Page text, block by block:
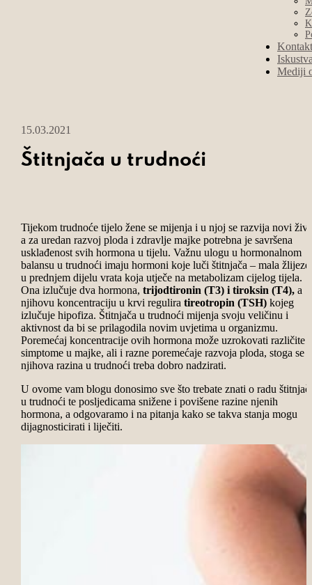
Kontakt
Mediji
15.03.2021
Štitnjača u trudnoći
Tijekom trudnoće tijelo žene se mijenja i u njoj se razvija novi
a za uredan razvoj ploda i zdravlje majke potrebna je savršena
usklađenost svih hormona u tijelu. Važnu ulogu u hormonalnom
balansu u trudnoći imaju hormoni koje luči štitnjača – mala
u prednjem dijelu vrata koja utječe na metabolizam cijelog tijela.
Ona izlučuje dva hormona, trijodtironin (T3) i tiroksin (T4),a
njihovu koncentraciju u krvi regulira tireotropin (TSH)kojeg
izlučuje hipofiza. Štitnjača u trudnoći mijenja svoju veličinu i
aktivnost da bi se prilagodila novim uvjetima u organizmu.
Poremećaj koncentracije ovih hormona može uzrokovati različite
simptome u majke, ali i razne poremećaje razvoja ploda, stoga se
njihova razina u trudnoći treba dobro nadzirati.
U ovome vam blogu donosimo sve što trebate znati o radu
u trudnoći te posljedicama snižene i povišene razine njenih
hormona, a odgovaramo i na pitanja kako se takva stanja mogu
dijagnosticirati i liječiti.